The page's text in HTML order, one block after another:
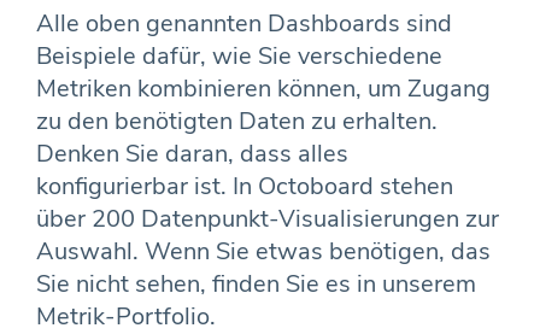
Alle oben genannten Dashboards sind
Beispiele dafür, wie Sie verschiedene
Metriken kombinieren können, um Zugang
zu den benötigten Daten zu erhalten.
Denken Sie daran, dass alles
konfigurierbar ist. In Octoboard stehen
über 200 Datenpunkt-Visualisierungen zur
Auswahl. Wenn Sie etwas benötigen, das
Sie nicht sehen, finden Sie es in unserem
Metrik-Portfolio.